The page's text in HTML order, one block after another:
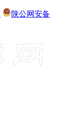
陕公网安备